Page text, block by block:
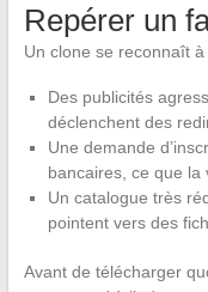
Repérer un
Un clone se reconnaît
Des publicités
déclenchent des
Une demande
bancaires, ce que la
Un catalogue très
pointent vers des
Avant de télécharger